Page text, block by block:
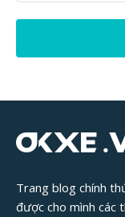
Hồi
Viết:
Trang blog chính
được cho mình các